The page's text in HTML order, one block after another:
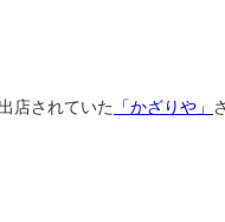
店されていた 「かざりや」